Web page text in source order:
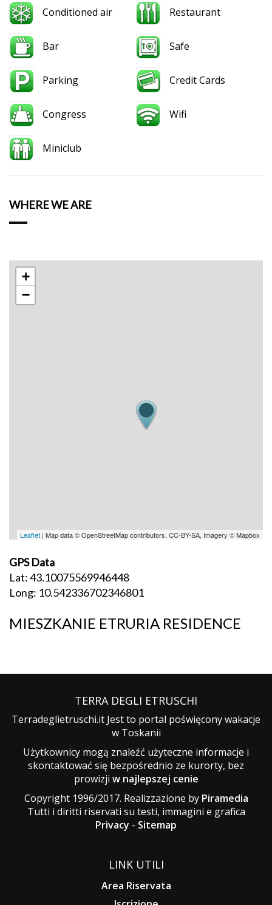
Conditioned air Restaurant
Bar Safe
Parking Credit Cards
Congress Wifi
Miniclub
WHERE WE ARE
+
−
Leaflet | Map data © OpenStreetMap contributors, CC-BY-SA, Imagery © Mapbox
GPS Data
Lat: 43.10075569946448
Long: 10.542336702346801
MIESZKANIE ETRURIA RESIDENCE
TERRA DEGLI ETRUSCHI
Terradeglietruschi.it Jest to portal poświęcony wakacje
w Toskanii
Użytkownicy mogą znaleźć użyteczne informacje i
skontaktować się bezpośrednio ze kurorty, bez
prowizji w najlepszej cenie
Copyright 1996/2017. Realizzazione by Piramedia
Tutti i diritti riservati su testi, immagini e grafica
Privacy - Sitemap
LINK UTILI
Area Riservata